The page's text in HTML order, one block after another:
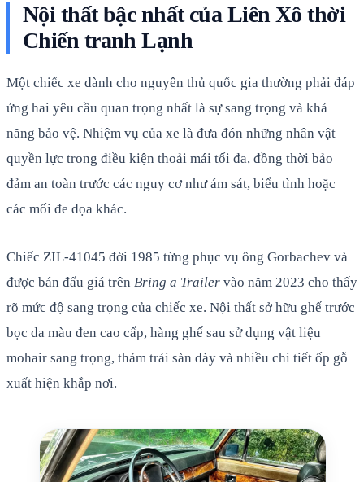
Nội thất bậc nhất của Liên Xô thời
Chiến tranh Lạnh
Một chiếc xe dành cho nguyên thủ quốc gia thường phải đáp
ứng hai yêu cầu quan trọng nhất là sự sang trọng và khả
năng bảo vệ. Nhiệm vụ của xe là đưa đón những nhân vật
quyền lực trong điều kiện thoải mái tối đa, đồng thời bảo
đảm an toàn trước các nguy cơ như ám sát, biểu tình hoặc
các mối đe dọa khác.
Chiếc ZIL-41045 đời 1985 từng phục vụ ông Gorbachev và
được bán đấu giá trên Bring a Trailer vào năm 2023 cho thấy
rõ mức độ sang trọng của chiếc xe. Nội thất sở hữu ghế trước
bọc da màu đen cao cấp, hàng ghế sau sử dụng vật liệu
mohair sang trọng, thảm trải sàn dày và nhiều chi tiết ốp gỗ
xuất hiện khắp nơi.